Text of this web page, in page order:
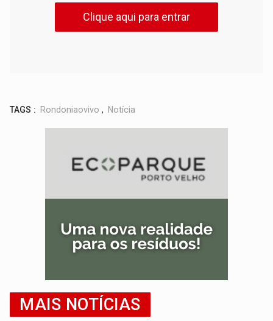
Clique aqui para entrar
TAGS : Rondoniaovivo , Notícia
MAIS NOTÍCIAS